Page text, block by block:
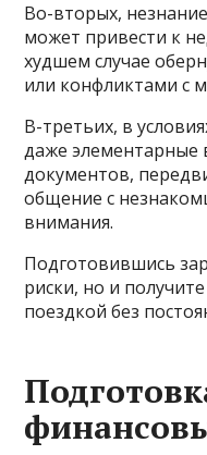
Во-вторых,
может привести к
худшем случае
или конфликтами с
В-третьих, в
даже элементарные
документов,
общение с
внимания.
Подготовившись
риски, но и
поездкой без